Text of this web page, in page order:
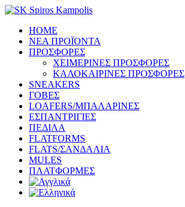
HOME
ΝΕΑ ΠΡΟΪΟΝΤΑ
ΠΡΟΣΦΟΡΕΣ
ΧΕΙΜΕΡΙΝΕΣ ΠΡΟΣΦΟΡΕΣ
ΚΑΛΟΚΑΙΡΙΝΕΣ ΠΡΟΣΦΟΡΕΣ
SNEAKERS
ΓΟΒΕΣ
LOAFERS/ΜΠΑΛΑΡΙΝΕΣ
ΕΣΠΑΝΤΡΙΓΙΕΣ
ΠΕΔΙΛΑ
FLATFORMS
FLATS/ΣΑΝΔΑΛΙΑ
MULES
ΠΛΑΤΦΟΡΜΕΣ